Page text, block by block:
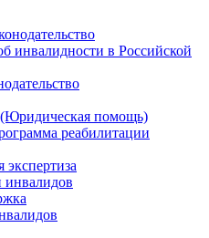
инвалидности в Российской
помощь)
реабилитации
инвалидов